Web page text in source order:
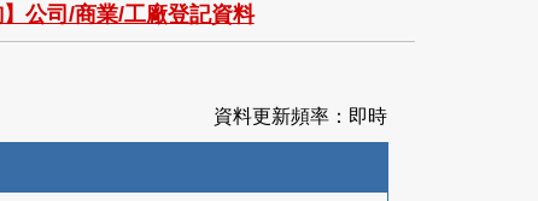
檢
索
】公司/商業/工廠登記資料
資料更新頻率：即時